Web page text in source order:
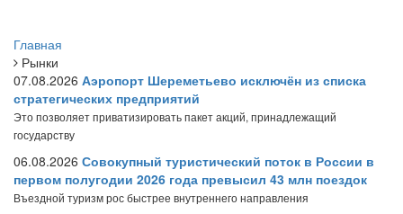
Главная
Рынки
07.08.2026 Аэропорт Шереметьево исключён из списка
стратегических предприятий
Это позволяет приватизировать пакет акций, принадлежащий
государству
06.08.2026 Совокупный туристический поток в России в
первом полугодии 2026 года превысил 43 млн поездок
Въездной туризм рос быстрее внутреннего направления